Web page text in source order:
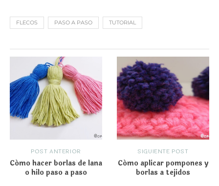
FLECOS PASO A PASO TUTORIAL
POST ANTERIOR
Cómo hacer borlas de lana
o hilo paso a paso
SIGUIENTE POST
Cómo aplicar pompones y
borlas a tejidos